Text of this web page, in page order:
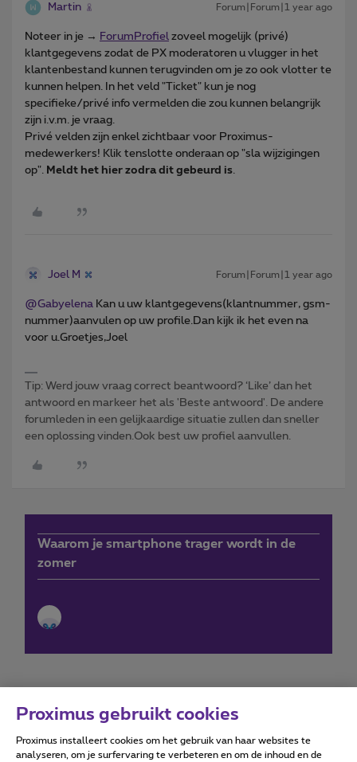
Martin Forum|Forum|1 year ago
Noteer in je → ForumProfiel zoveel mogelijk (privé)
klantgegevens zodat de PX moderatoren u vlugger in het
klantenbestand kunnen terugvinden om je zo ook vlotter te
kunnen helpen. In het veld "Ticket" kun je nog
specifieke/privé info vermelden die zou kunnen belangrijk
zijn i.v.m. je vraag.
Privé velden zijn enkel zichtbaar voor Proximus-
medewerkers! Klik tenslotte onderaan op "sla wijzigingen
op".
Meldt het hier zodra dit gebeurd is
Joel M Forum|Forum|1 year ago
@Gabyelena Kan u uw klantgegevens(klantnummer, gsm-
nummer)aanvulen op uw profile.Dan kijk ik het even na
voor u.Groetjes,Joel
Tip: Werd jouw vraag correct beantwoord? ‘Like’ dan het
antwoord en markeer het als 'Beste antwoord'. De andere
forumleden in een gelijkaardige situatie zullen dan sneller
een oplossing vinden.Ook best uw profiel aanvullen.
Waarom je smartphone trager wordt in de
zomer
Forumvoorwaarden Accessibility statement
Proximus gebruikt cookies
Proximus installeert cookies om het gebruik van haar websites te
analyseren, om je surfervaring te verbeteren en om de inhoud en de